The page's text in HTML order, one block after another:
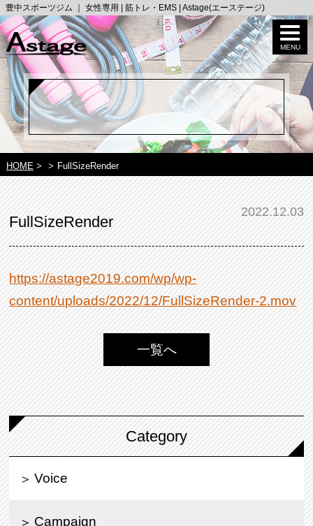
豊中スポーツジム ｜ 女性専用 | 筋トレ・EMS | Astage(エーステージ)
HOME> > FullSizeRender
2022.12.03
FullSizeRender
https://astage2019.com/wp/wp-
content/uploads/2022/12/FullSizeRender-2.mov
一覧へ
Category
Voice
Campaign